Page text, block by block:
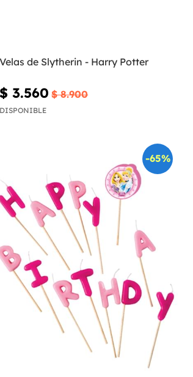
Velas de Slytherin - Harry Potter
$ 3.560 $ 8.900
DISPONIBLE
-65%